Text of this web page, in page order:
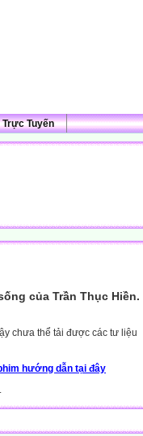
Trực Tuyến
của Trần Thục Hiền.
chưa thể tải được các tư liệu
hướng dẫn tại đây